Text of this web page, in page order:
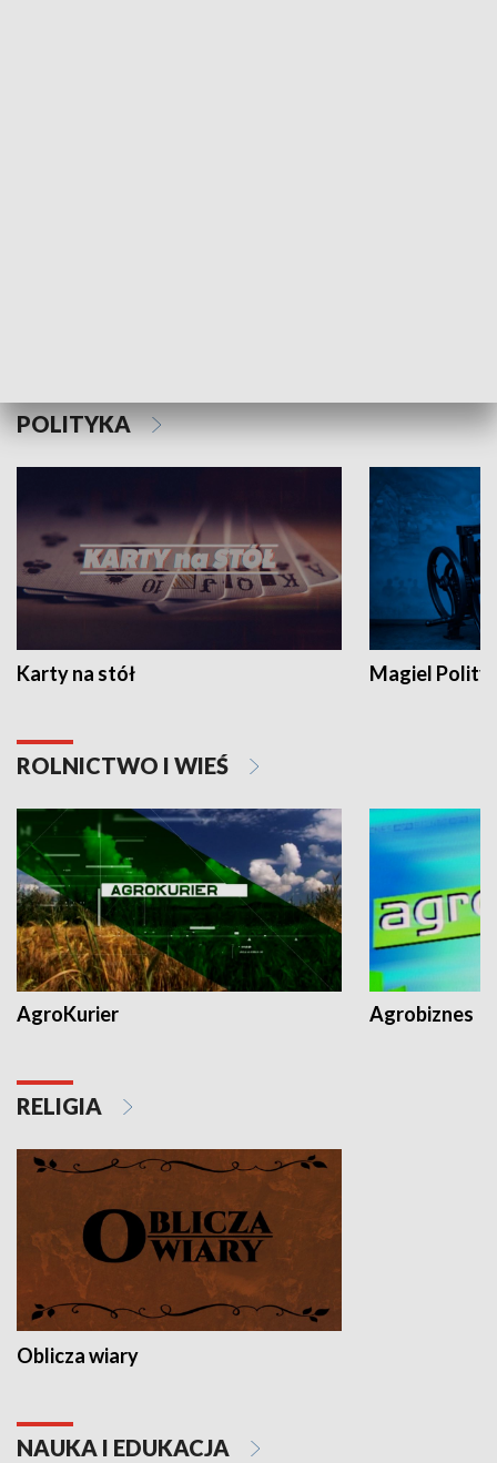
POLITYKA
Karty na stół Magiel
ROLNICTWO I WIEŚ
AgroKurier Agrobiznes
RELIGIA
Oblicza wiary
NAUKA I EDUKACJA